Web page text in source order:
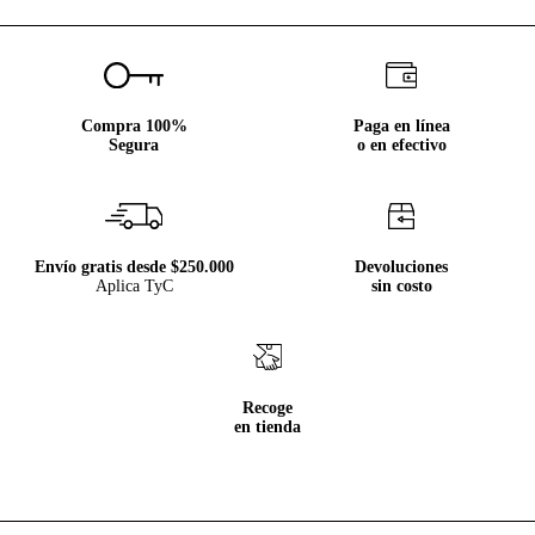
Compra 100%
Segura
Paga en línea
o en efectivo
Envío gratis desde $250.000
Aplica TyC
Devoluciones
sin costo
Recoge
en tienda